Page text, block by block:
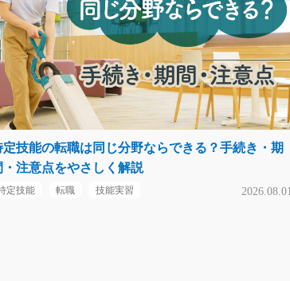
定技能の転職は同じ分野ならできる？手続き・期
・注意点をやさしく解説
定技能 転職 技能実習 2026.08.01